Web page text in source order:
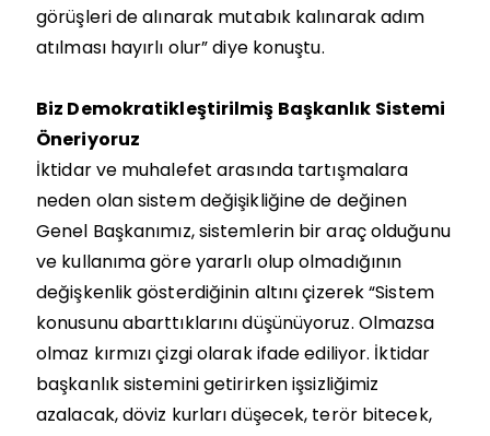
görüşleri de alınarak mutabık kalınarak adım
atılması hayırlı olur” diye konuştu.
Biz Demokratikleştirilmiş Başkanlık Sistemi
Öneriyoruz
İktidar ve muhalefet arasında tartışmalara
neden olan sistem değişikliğine de değinen
Genel Başkanımız, sistemlerin bir araç olduğunu
ve kullanıma göre yararlı olup olmadığının
değişkenlik gösterdiğinin altını çizerek “Sistem
konusunu abarttıklarını düşünüyoruz. Olmazsa
olmaz kırmızı çizgi olarak ifade ediliyor. İktidar
başkanlık sistemini getirirken işsizliğimiz
azalacak, döviz kurları düşecek, terör bitecek,